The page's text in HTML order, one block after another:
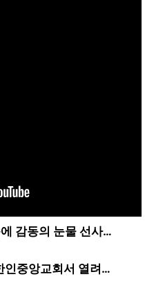
감동의 눈물 선사…
인중앙교회서 열려…